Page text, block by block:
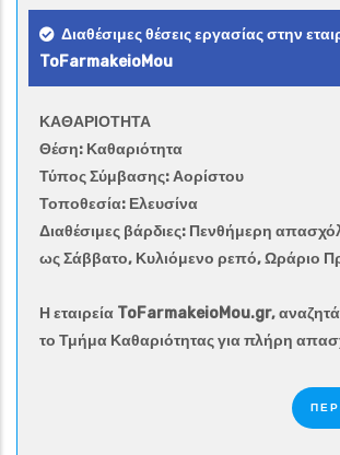
Διαθέσιμες θέσεις εργασίας στην
ToFarmakeioMou
ΚΑΘΑΡΙΟΤΗΤΑ
Θέση: Καθαριότητα
Τύπος Σύμβασης: Αορίστου
Τοποθεσία: Ελευσίνα
Διαθέσιμες βάρδιες: Πενθήμερη
ως Σάββατο, Κυλιόμενο ρεπό, Ωράριο
Η εταιρεία ToFarmakeioMou.gr,
το Τμήμα Καθαριότητας για πλήρη